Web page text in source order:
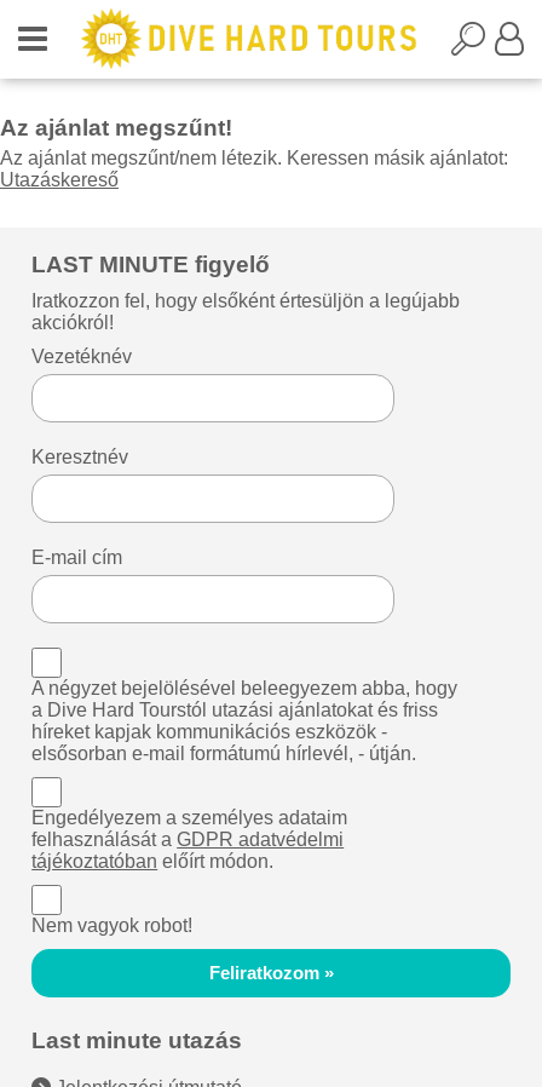
Az ajánlat megszűnt!
Az ajánlat megszűnt/nem létezik. Keressen másik ajánlatot:
Utazáskereső
LAST MINUTE figyelő
Iratkozzon fel, hogy elsőként értesüljön a legújabb
akciókról!
Vezetéknév
Keresztnév
E-mail cím
A négyzet bejelölésével beleegyezem abba, hogy
a Dive Hard Tourstól utazási ajánlatokat és friss
híreket kapjak kommunikációs eszközök -
elsősorban e-mail formátumú hírlevél, - útján.
Engedélyezem a személyes adataim
felhasználását aGDPR adatvédelmi
tájékoztatóban előírt módon.
Nem vagyok robot!
Feliratkozom »
Last minute utazás